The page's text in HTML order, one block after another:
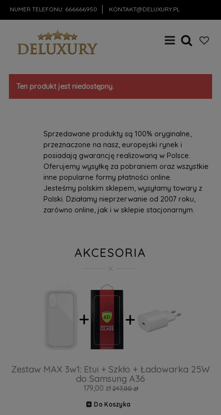
NUMER TELEFONU: 666666950 KONTAKT@DELUXURY.PL
Ten produkt jest niedostępny.
Sprzedawane produkty są 100% oryginalne,
przeznaczone na nasz, europejski rynek i
posiadają gwarancję realizowaną w Polsce.
Oferujemy wysyłkę za pobraniem oraz wszystkie
inne popularne formy płatności online.
Jesteśmy polskim sklepem, wysyłamy towary z
Polski. Działamy nieprzerwanie od 2007 roku,
zarówno online, jak i w sklepie stacjonarnym.
AKCESORIA
Zestaw MAX 3w1: Etui + Szkło + Ładowarka 25W
do Samsung A36
179,00 zł 247,00 zł
Do Koszyka